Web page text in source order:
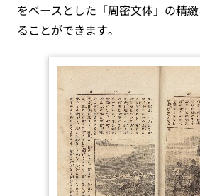
をベースとした「周密文体」の精
ることができます。